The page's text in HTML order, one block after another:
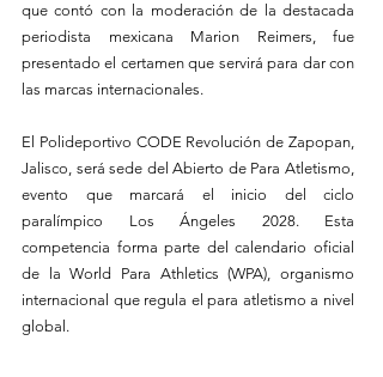
que contó con la moderación de la destacada
periodista mexicana Marion Reimers, fue
presentado el certamen que servirá para dar con
las marcas internacionales.
El Polideportivo CODE Revolución de Zapopan,
Jalisco, será sede del Abierto de Para Atletismo,
evento que marcará el inicio del ciclo
paralímpico Los Ángeles 2028. Esta
competencia forma parte del calendario oficial
de la World Para Athletics (WPA), organismo
internacional que regula el para atletismo a nivel
global.